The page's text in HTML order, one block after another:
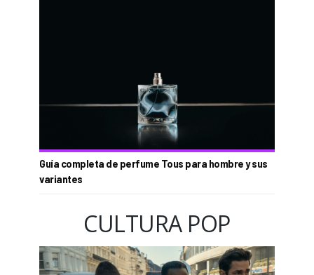
Guía completa de perfume Tous para hombre y sus
variantes
CULTURA POP